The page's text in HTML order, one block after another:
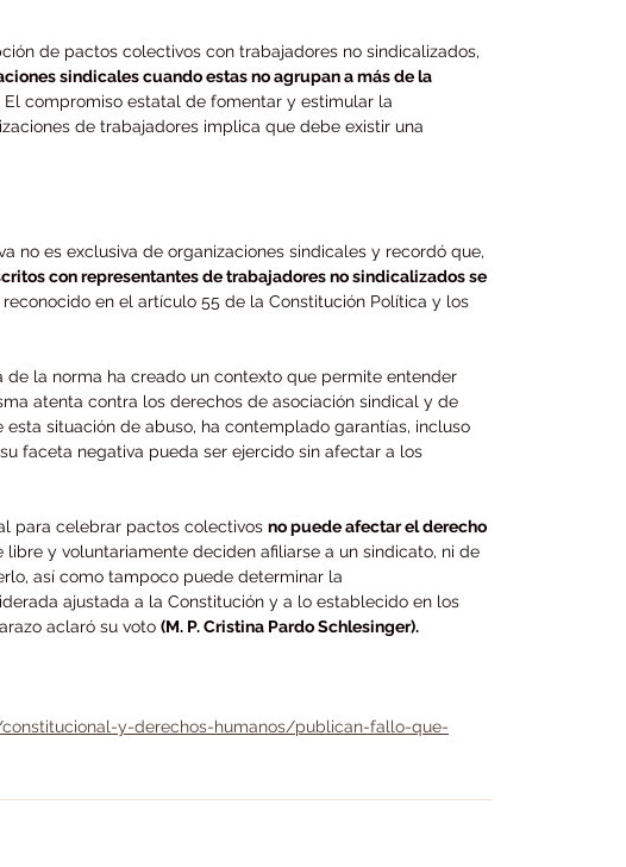
de pactos colectivos con trabajadores no sindicalizados,
sindicales cuando estas no agrupan a más de la
El compromiso estatal de fomentar y estimular la
de trabajadores implica que debe existir una
no es exclusiva de organizaciones sindicales y recordó que,
con representantes de trabajadores no sindicalizados se
reconocido en el artículo 55 de la Constitución Política y los
la norma ha creado un contexto que permite entender
atenta contra los derechos de asociación sindical y de
situación de abuso, ha contemplado garantías, incluso
faceta negativa pueda ser ejercido sin afectar a los
para celebrar pactos colectivos no puede afectar el derecho
libre y voluntariamente deciden afiliarse a un sindicato, ni de
así como tampoco puede determinar la
ajustada a la Constitución y a lo establecido en los
aclaró su voto (M. P. Cristina Pardo Schlesinger).
y-derechos-humanos/publican-fallo-que-